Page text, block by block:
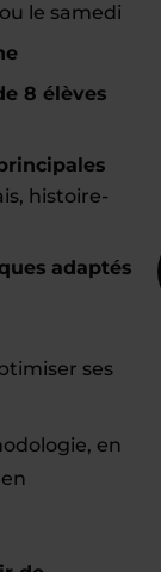
le samedi
8 élèves
histoire-
adaptés
ses
en